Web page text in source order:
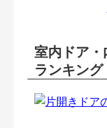
室内ドア
ランキング